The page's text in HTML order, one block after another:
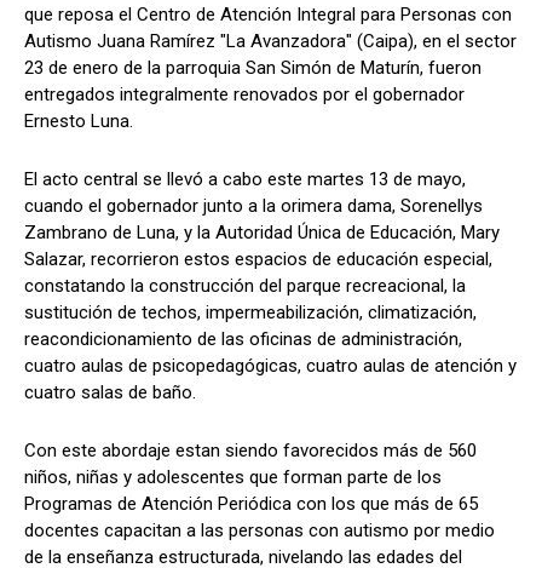
que reposa el Centro de Atención Integral para Personas con
Autismo Juana Ramírez "La Avanzadora" (Caipa), en el sector
23 de enero de la parroquia San Simón de Maturín, fueron
entregados integralmente renovados por el gobernador
Ernesto Luna.
El acto central se llevó a cabo este martes 13 de mayo,
cuando el gobernador junto a la orimera dama, Sorenellys
Zambrano de Luna, y la Autoridad Única de Educación, Mary
Salazar, recorrieron estos espacios de educación especial,
constatando la construcción del parque recreacional, la
sustitución de techos, impermeabilización, climatización,
reacondicionamiento de las oficinas de administración,
cuatro aulas de psicopedagógicas, cuatro aulas de atención y
cuatro salas de baño.
Con este abordaje estan siendo favorecidos más de 560
niños, niñas y adolescentes que forman parte de los
Programas de Atención Periódica con los que más de 65
docentes capacitan a las personas con autismo por medio
de la enseñanza estructurada, nivelando las edades del